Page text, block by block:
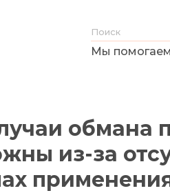
Мы помогаем
обмана
из-за